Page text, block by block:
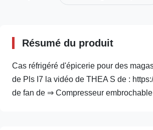
Résumé du produit
Cas réfrigéré d'épicerie pour des
de Pls I7 la vidéo de THEA S de :
de fan de ⇒ Compresseur